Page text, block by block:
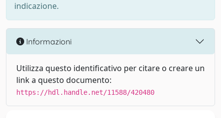
indicazione.
Informazioni
Utilizza questo identificativo per citare o creare un
link a questo documento:
https://hdl.handle.net/11588/420480